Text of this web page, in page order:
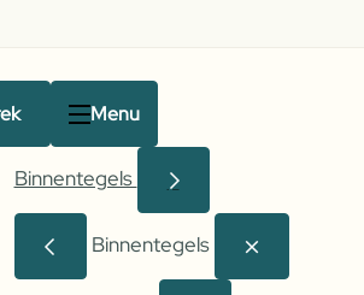
Menu
Binnentegels
Binnentegels